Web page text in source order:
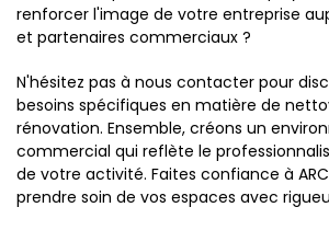
renforcer l'image de votre entreprise
et partenaires commerciaux ?
N'hésitez pas à nous contacter pour
besoins spécifiques en matière de
rénovation. Ensemble, créons un
commercial qui reflète le
de votre activité. Faites confiance à
prendre soin de vos espaces avec